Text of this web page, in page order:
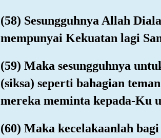
(58) Sesungguhnya Allah
mempunyai Kekuatan lagi
(59) Maka sesungguhnya
(siksa) seperti bahagian
mereka meminta kepada-Ku
(60) Maka kecelakaanlah